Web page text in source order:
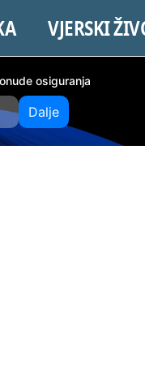
VJERSKI
osiguranja
Dalje